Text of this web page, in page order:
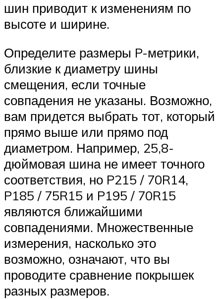
шин приводит к изменениям по
высоте и ширине.
Определите размеры P-метрики,
близкие к диаметру шины
смещения, если точные
совпадения не указаны. Возможно,
вам придется выбрать тот, который
прямо выше или прямо под
диаметром. Например, 25,8-
дюймовая шина не имеет точного
соответствия, но P215 / 70R14,
P185 / 75R15 и P195 / 70R15
являются ближайшими
совпадениями. Множественные
измерения, насколько это
возможно, означают, что вы
проводите сравнение покрышек
разных размеров.